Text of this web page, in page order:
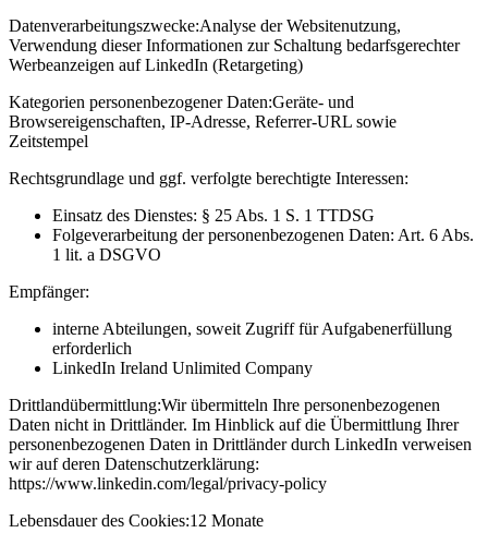
Datenverarbeitungszwecke:Analyse der Websitenutzung,
Verwendung dieser Informationen zur Schaltung bedarfsgerechter
Werbeanzeigen auf LinkedIn (Retargeting)
Kategorien personenbezogener Daten:Geräte- und
Browsereigenschaften, IP-Adresse, Referrer-URL sowie
Zeitstempel
Rechtsgrundlage und ggf. verfolgte berechtigte Interessen:
Einsatz des Dienstes: § 25 Abs. 1 S. 1 TTDSG
Folgeverarbeitung der personenbezogenen Daten: Art. 6 Abs.
1 lit. a DSGVO
Empfänger:
interne Abteilungen, soweit Zugriff für Aufgabenerfüllung
erforderlich
LinkedIn Ireland Unlimited Company
Drittlandübermittlung:Wir übermitteln Ihre personenbezogenen
Daten nicht in Drittländer. Im Hinblick auf die Übermittlung Ihrer
personenbezogenen Daten in Drittländer durch LinkedIn verweisen
wir auf deren Datenschutzerklärung:
https://www.linkedin.com/legal/privacy-policy
Lebensdauer des Cookies:12 Monate